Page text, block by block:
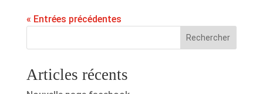
« Entrées précédentes
Articles récents